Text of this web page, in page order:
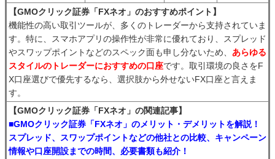
【GMOクリック証券「FXネオ」のおすすめポイント】
機能性の高い取引ツールが、多くのトレーダーから支持されていま
す。特に、スマホアプリの操作性が非常に優れており、スプレッド
やスワップポイントなどのスペック面も申し分ないため、 あらゆる
スタイルのトレーダーにおすすめの口座です。取引環境の良さをF
X口座選びで優先するなら、選択肢から外せないFX口座と言えま
す。
【GMOクリック証券「FXネオ」の関連記事】
■GMOクリック証券「FXネオ」のメリット・デメリットを解説！
スプレッド、スワップポイントなどの他社との比較、キャンペーン
情報や口座開設までの時間、必要書類も紹介！